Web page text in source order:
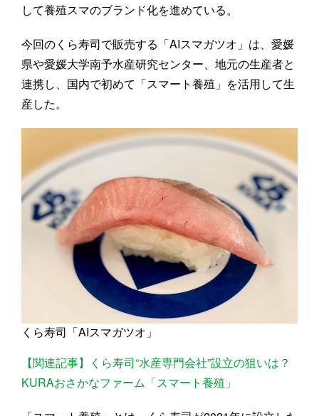
して養殖スマのブランド化を進めている。
今回のくら寿司で販売する「AIスマガツオ」は、愛媛
県や愛媛大学南予水産研究センター、地元の生産者と
連携し、国内で初めて「スマート養殖」を活用して生
産した。
くら寿司「AIスマガツオ」
【関連記事】くら寿司“水産専門会社”設立の狙いは？
KURAおさかなファーム「スマート養殖」